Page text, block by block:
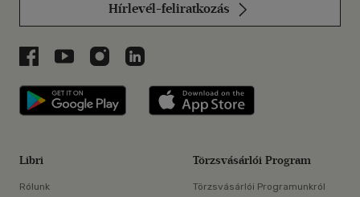
Hírlevél-feliratkozás
Libri a Facebookon
Libri a Youtube-on
Libri az Instagramon
Libri a LinkedInen
Libri applikáció Szerezd meg: Google
Libri
Rólunk
Törzsvásárlói Program
Törzsvásárlói Programunkról